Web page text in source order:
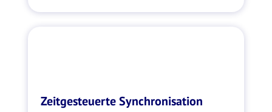
Zeitgesteuerte Synchronisation